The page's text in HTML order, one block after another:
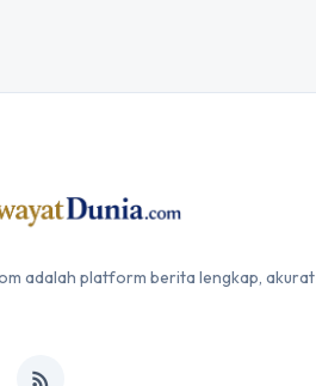
adalah platform berita lengkap, akurat
rss_feed